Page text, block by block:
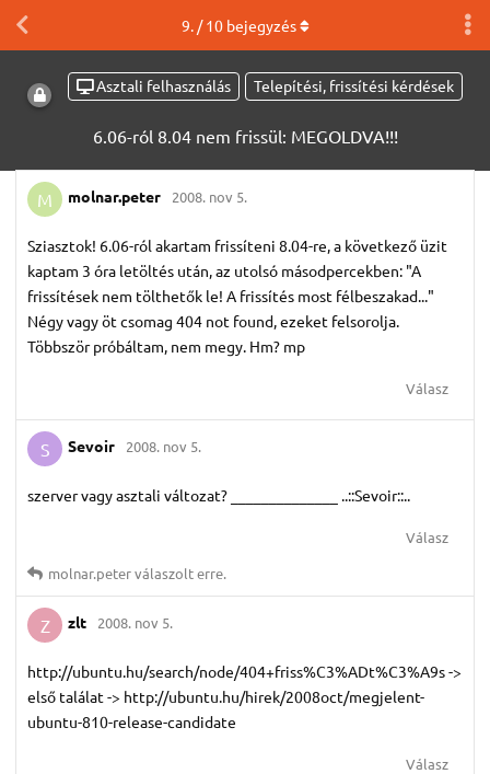
Asztali felhasználás Telepítési, frissítési kérdések
6.06-ról 8.04 nem frissül: MEGOLDVA!!!
9. /10bejegyzés
M molnar.​peter 2008. nov 5.
Sziasztok! 6.06-ról akartam frissíteni 8.04-re, a következő üzit
kaptam 3 óra letöltés után, az utolsó másodpercekben: "A
frissítések nem tölthetők le! A frissítés most félbeszakad..."
Négy vagy öt csomag 404 not found, ezeket felsorolja.
Többször próbáltam, nem megy. Hm? mp
Válasz
S Sevoir 2008. nov 5.
szerver vagy asztali változat? ______________ ..::Sevoir::..
Válasz
molnar.​peterválaszolt erre.
Z zlt 2008. nov 5.
http://ubuntu.hu/search/node/404+friss%C3%ADt%C3%A9s ->
első találat -> http://ubuntu.hu/hirek/2008oct/megjelent-
ubuntu-810-release-candidate
Válasz